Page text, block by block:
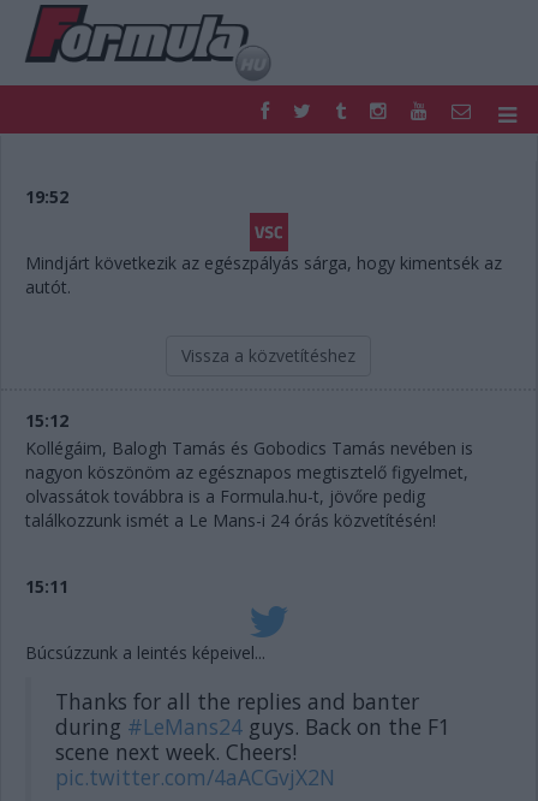
FORMULA
HAZAI
RETRO
EGYÉB
PODCAST
19:52
Mindjárt következik az egészpályás sárga, hogy kimentsék az
autót.
Vissza a közvetítéshez
15:12
Kollégáim, Balogh Tamás és Gobodics Tamás nevében is
nagyon köszönöm az egésznapos megtisztelő figyelmet,
olvassátok továbbra is a Formula.hu-t, jövőre pedig
találkozzunk ismét a Le Mans-i 24 órás közvetítésén!
15:11
Búcsúzzunk a leintés képeivel...
Thanks for all the replies and banter
during #LeMans24 guys. Back on the F1
scene next week. Cheers!
pic.twitter.com/4aACGvjX2N